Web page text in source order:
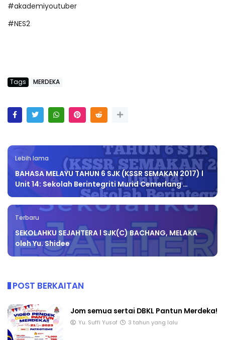
#akademiyoutuber
#NES2
Tags MERDEKA
Lebih lama
BAHASA MELAYU TAHUN 6 SJK (KSSR SEMAKAN 2017) l
Unit 14: Sekolah Berintegriti Murid Cemerlang …
Terbaru
SEKOLAHKU SEJAHTERA l SJK(C) BACHANG, MELAKA
oleh Yu. Shidee
POST BERKAITAN
Jom semua sertai DBKL Pantun Merdeka!
Yu. Suffi Yusof 3 tahun yang lalu